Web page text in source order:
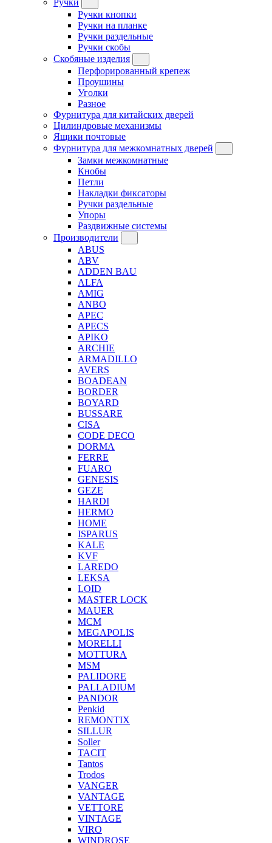
Ручки кнопки
Ручки на планке
Ручки раздельные
Ручки скобы
Скобяные изделия
Перфорированный крепеж
Проушины
Уголки
Разное
Фурнитура для китайских дверей
Цилиндровые механизмы
Ящики почтовые
Фурнитура для межкомнатных дверей
Замки межкомнатные
Кнобы
Петли
Накладки фиксаторы
Ручки раздельные
Упоры
Раздвижные системы
Производители
ABUS
ABV
ADDEN BAU
ALFA
AMIG
ANBO
APEC
APECS
APIKO
ARCHIE
ARMADILLO
AVERS
BOADEAN
BORDER
BOYARD
BUSSARE
CISA
CODE DECO
DORMA
FERRE
FUARO
GENESIS
GEZE
HARDI
HERMO
HOMЕ
ISPARUS
KALE
KVF
LAREDO
LEKSA
LOID
MASTER LOCK
MAUER
MCM
MEGAPOLIS
MORELLI
MOTTURA
MSM
PALIDORE
PALLADIUM
PANDOR
Penkid
REMONTIX
SILLUR
Soller
TACIT
Tantos
Trodos
VANGER
VANTAGE
VETTORE
VINTAGE
VIRO
WINDROSE